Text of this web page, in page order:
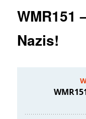
WMR151
Nazis!